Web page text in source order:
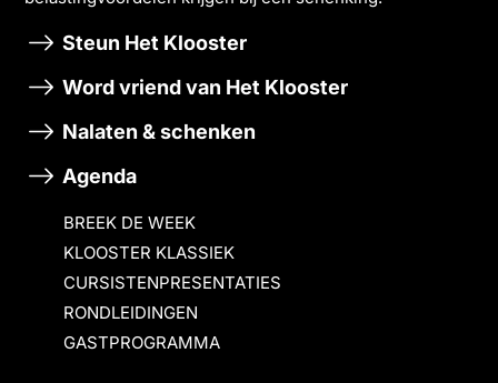
Steun Het Klooster
Word vriend van Het Klooster
Nalaten & schenken
Agenda
BREEK DE WEEK
KLOOSTER KLASSIEK
CURSISTENPRESENTATIES
RONDLEIDINGEN
GASTPROGRAMMA